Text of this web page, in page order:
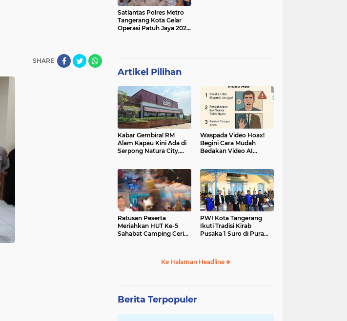
SHARE
Satlantas Polres Metro
Tangerang Kota Gelar
Operasi Patuh Jaya 2025,
Artikel Pilihan
Kabar Gembira! RM
Alam Kapau Kini Ada di
Serpong Natura City,
Waspada Video Hoax!
Begini Cara Mudah
Bedakan Video AI
Ratusan Peserta
Meriahkan HUT Ke-5
Sahabat Camping Ceria,
PWI Kota Tangerang
Ikuti Tradisi Kirab
Pusaka 1 Suro di Pura
Ke Halaman Headline
Berita Terpopuler